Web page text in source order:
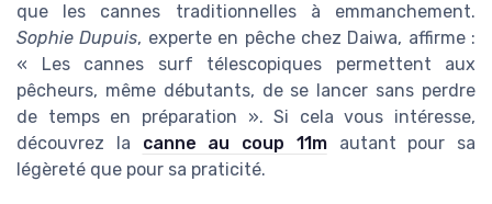
que les cannes traditionnelles à emmanchement.
Sophie Dupuis, experte en pêche chez Daiwa, affirme :
« Les cannes surf télescopiques permettent aux
pêcheurs, même débutants, de se lancer sans perdre
de temps en préparation ». Si cela vous intéresse,
découvrez la canne au coup 11mautant pour sa
légèreté que pour sa praticité.